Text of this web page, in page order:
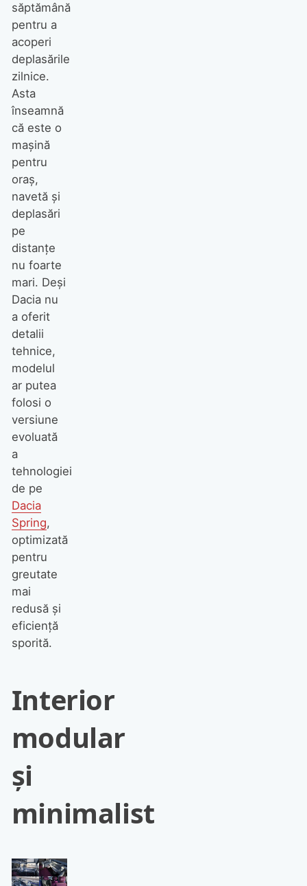
săptămână
pentru a
acoperi
deplasările
zilnice.
Asta
înseamnă
că este o
mașină
pentru
oraș,
navetă și
deplasări
pe
distanțe
nu foarte
mari. Deși
Dacia nu
a oferit
detalii
tehnice,
modelul
ar putea
folosi o
versiune
evoluată
a
tehnologiei
de pe
Dacia
Spring,
optimizată
pentru
greutate
mai
redusă și
eficiență
sporită.
Interior
modular
și
minimalist